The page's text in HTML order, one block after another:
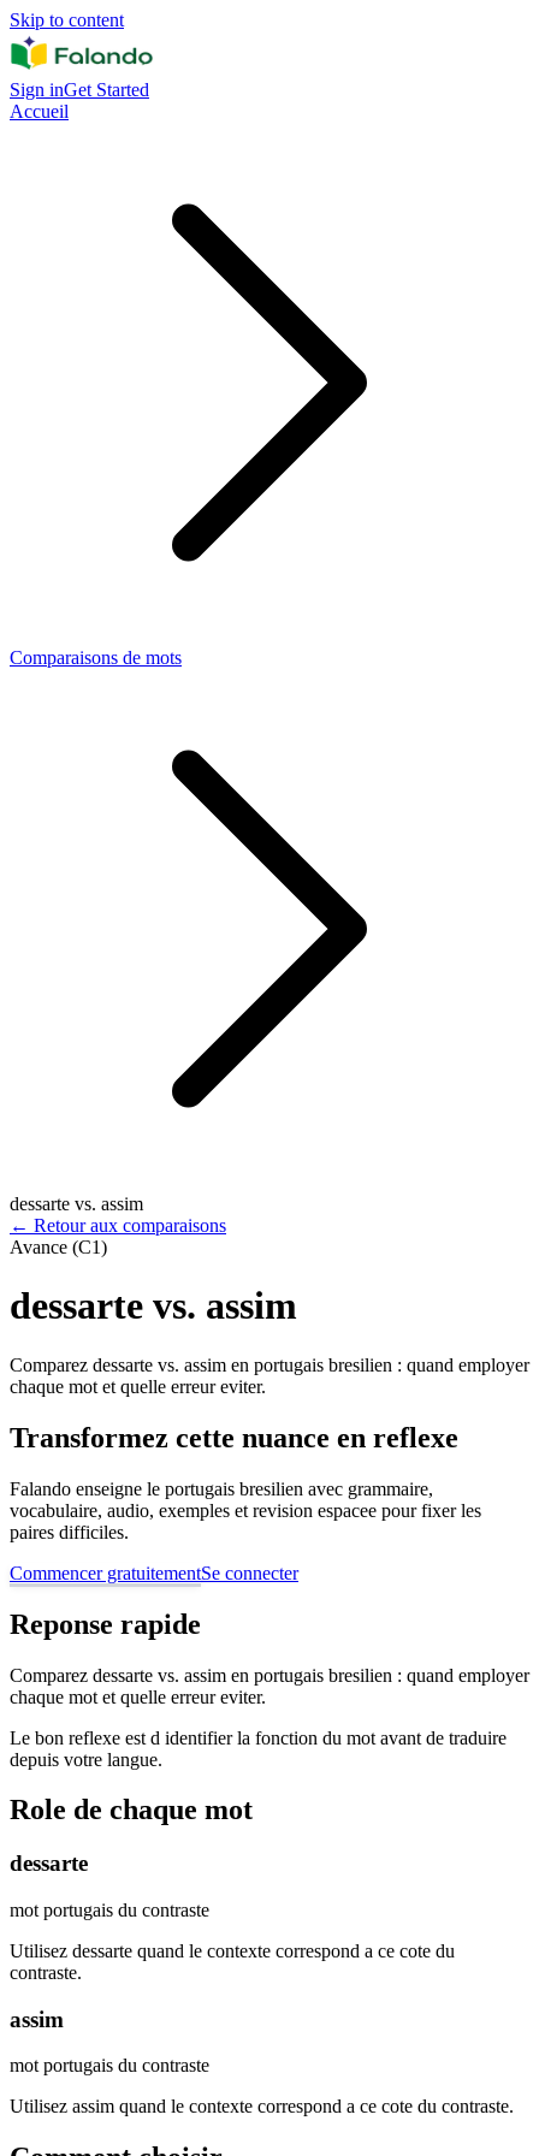
Skip to content
Sign inGet Started
Accueil
Comparaisons de mots
dessarte vs. assim
← Retour aux comparaisons
Avance (C1)
dessarte vs. assim
Comparez dessarte vs. assim en portugais bresilien : quand employer
chaque mot et quelle erreur eviter.
Transformez cette nuance en reflexe
Falando enseigne le portugais bresilien avec grammaire,
vocabulaire, audio, exemples et revision espacee pour fixer les
paires difficiles.
Commencer gratuitementSe connecter
Reponse rapide
Comparez dessarte vs. assim en portugais bresilien : quand employer
chaque mot et quelle erreur eviter.
Le bon reflexe est d identifier la fonction du mot avant de traduire
depuis votre langue.
Role de chaque mot
dessarte
mot portugais du contraste
Utilisez dessarte quand le contexte correspond a ce cote du
contraste.
assim
mot portugais du contraste
Utilisez assim quand le contexte correspond a ce cote du contraste.